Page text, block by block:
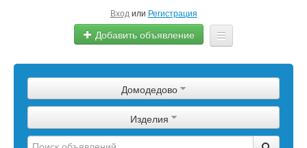
Вход или Регистрация
Добавить объявление
Сырье
Изделия
Домодедово
Изделия